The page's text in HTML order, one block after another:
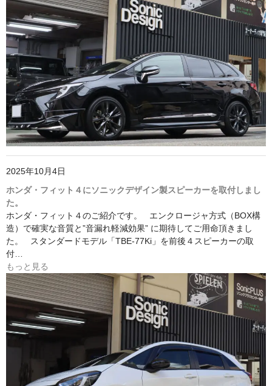
2025年10月4日
ホンダ・フィット４にソニックデザイン製スピーカーを取付しまし
た。
ホンダ・フィット４のご紹介です。 エンクロージャ方式（BOX構
造）で確実な音質と”音漏れ軽減効果” に期待してご用命頂きまし
た。 スタンダードモデル「TBE-77Ki」を前後４スピーカーの取
付…
もっと見る